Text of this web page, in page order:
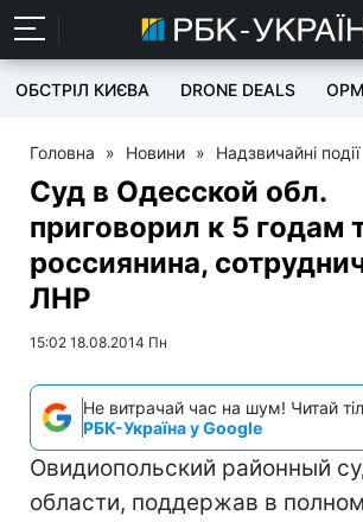
ОБСТРІЛ КИЄВА DRONE DEALS
Головна » Новини » Надзвичайні події
Суд в Одесской обл.
приговорил к 5
россиянина,
ЛНР
15:02 18.08.2014 Пн
Не витрачай час на шум! Читай
РБК-Україна у Google
Овидиопольский районный
области, поддержав в